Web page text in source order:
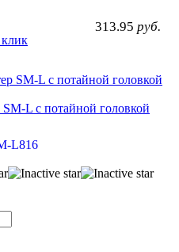
313.95 руб.
L с потайной головкой
L816